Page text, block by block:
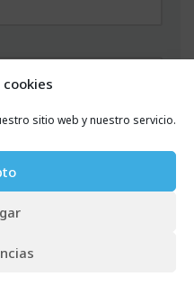
sitio web y nuestro servicio.